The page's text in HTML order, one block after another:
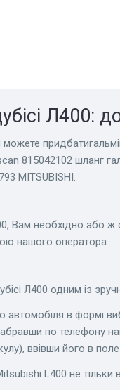
Л400:
815042102 шланг
MITSUBISHI.
Вам необхідно або
нашого оператора.
Л400 одним із
в формі
по телефону
ввівши його в поле
L400 не тільки